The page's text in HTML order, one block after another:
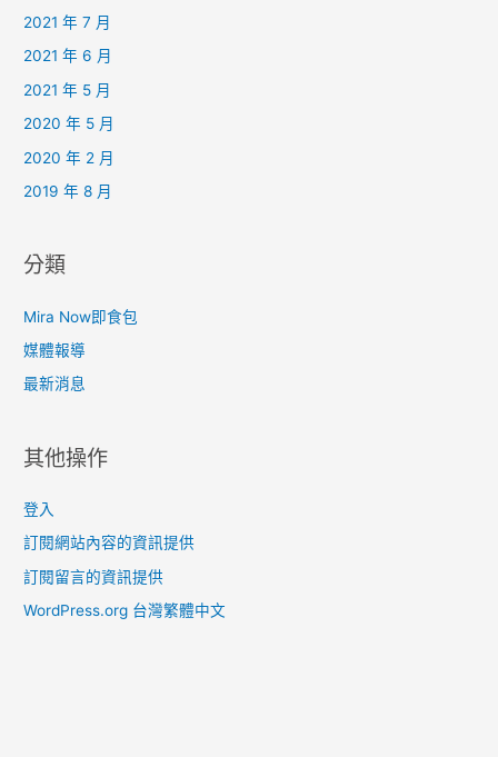
2021 年 7 月
2021 年 6 月
2021 年 5 月
2020 年 5 月
2020 年 2 月
2019 年 8 月
分類
Mira Now即食包
媒體報導
最新消息
其他操作
登入
訂閱網站內容的資訊提供
訂閱留言的資訊提供
WordPress.org 台灣繁體中文